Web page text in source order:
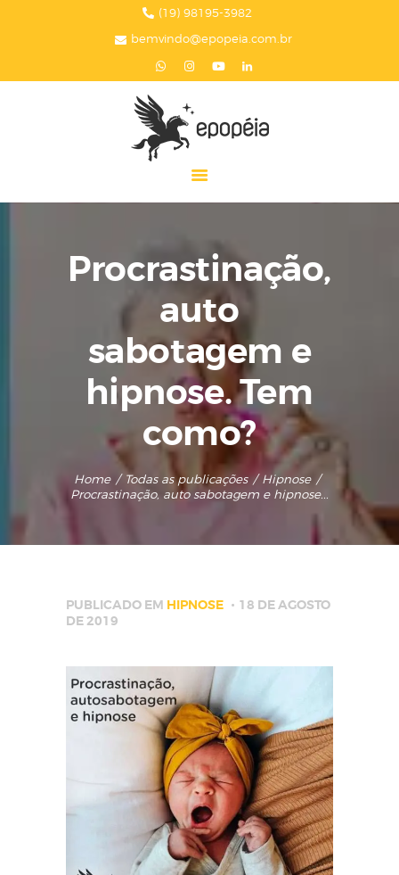
(19) 98195-3982
bemvindo@epopeia.com.br
Procrastinação,
auto
sabotagem e
hipnose. Tem
como?
Home Todas as publicações
Hipnose
Procrastinação, auto sabotagem e hipnose...
A EPOPÉIA
SERVIÇOS
EPOPÉIA NA MÍDIA
PRESENTES
PUBLICADO EM HIPNOSE
18 DE AGOSTO
DE 2019